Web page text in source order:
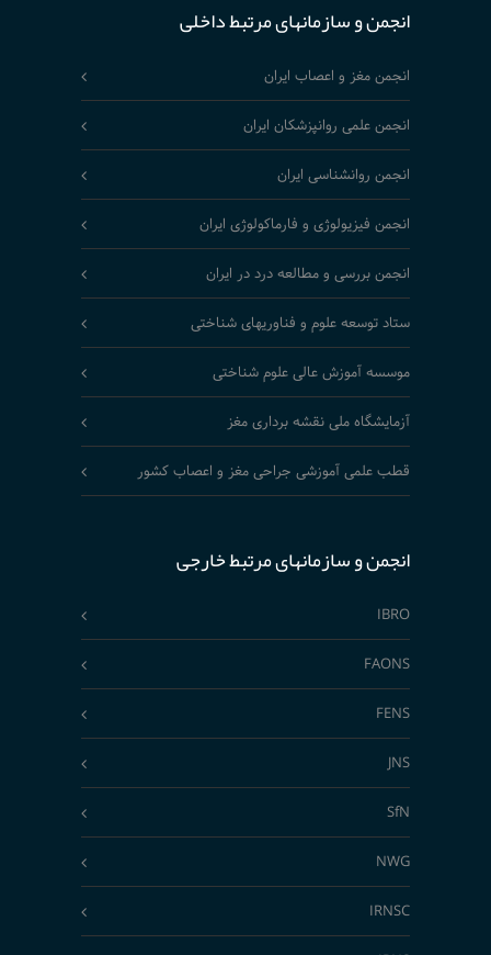
انجمن و سازمانهای مرتبط داخلی
انجمن مغز و اعصاب ایران
انجمن علمی روانپزشکان ایران
انجمن روانشناسی ایران
انجمن فیزیولوژی و فارماکولوژی ایران
انجمن بررسی و مطالعه درد در ایران
ستاد توسعه علوم و فناوریهای شناختی
موسسه آموزش عالی علوم شناختی
آزمایشگاه ملی نقشه برداری مغز
قطب علمی آموزشی جراحی مغز و اعصاب کشور
انجمن و سازمانهای مرتبط خارجی
IBRO
FAONS
FENS
JNS
SfN
NWG
IRNSC